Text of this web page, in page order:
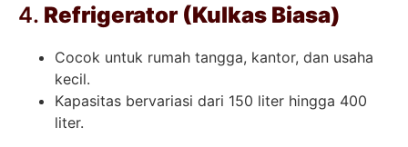
4. Refrigerator (Kulkas Biasa)
Cocok untuk rumah tangga, kantor, dan usaha
kecil.
Kapasitas bervariasi dari 150 liter hingga 400
liter.